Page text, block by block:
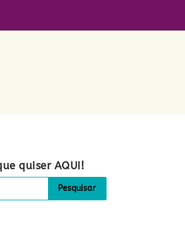
quiser AQUI!